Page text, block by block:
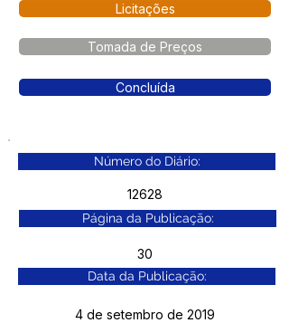
Licitações
Tomada de Preços
Concluída
Número do Diário:
12628
Página da Publicação:
30
Data da Publicação:
4 de setembro de 2019